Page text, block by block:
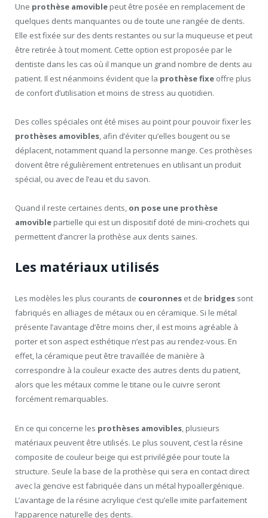
Une prothèse amovible peut être posée en remplacement de
quelques dents manquantes ou de toute une rangée de dents.
Elle est fixée sur des dents restantes ou sur la muqueuse et peut
être retirée à tout moment. Cette option est proposée par le
dentiste dans les cas où il manque un grand nombre de dents au
patient. Il est néanmoins évident que la prothèse fixe offre plus
de confort d’utilisation et moins de stress au quotidien.
Des colles spéciales ont été mises au point pour pouvoir fixer les
prothèses amovibles, afin d’éviter qu’elles bougent ou se
déplacent, notamment quand la personne mange. Ces prothèses
doivent être régulièrement entretenues en utilisant un produit
spécial, ou avec de l’eau et du savon.
Quand il reste certaines dents, on pose une prothèse
amovible partielle qui est un dispositif doté de mini-crochets qui
permettent d’ancrer la prothèse aux dents saines.
Les matériaux utilisés
Les modèles les plus courants de couronnes et de bridges sont
fabriqués en alliages de métaux ou en céramique. Si le métal
présente l’avantage d’être moins cher, il est moins agréable à
porter et son aspect esthétique n’est pas au rendez-vous. En
effet, la céramique peut être travaillée de manière à
correspondre à la couleur exacte des autres dents du patient,
alors que les métaux comme le titane ou le cuivre seront
forcément remarquables.
En ce qui concerne les prothèses amovibles , plusieurs
matériaux peuvent être utilisés. Le plus souvent, c’est la résine
composite de couleur beige qui est privilégiée pour toute la
structure. Seule la base de la prothèse qui sera en contact direct
avec la gencive est fabriquée dans un métal hypoallergénique.
L’avantage de la résine acrylique c’est qu’elle imite parfaitement
l’apparence naturelle des dents.